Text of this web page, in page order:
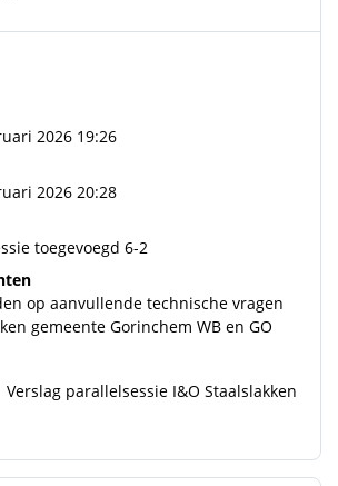
2026 19:26
2026 20:28
toegevoegd 6-2
op aanvullende technische vragen
gemeente Gorinchem WB en GO
Verslag parallelsessie I&O Staalslakken